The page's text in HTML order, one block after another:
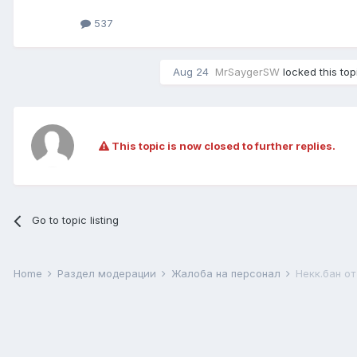
537
Aug 24 MrSaygerSW locked this
This topic is now closed to further replies.
Go to topic listing
Home Раздел модерации Жалоба на персонал Некк.бан от